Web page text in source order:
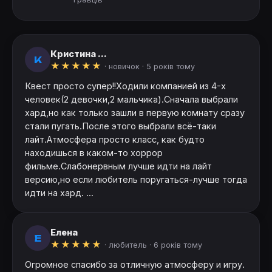
К
Кристина ...
★ ★ ★ ★ ★ · новичок · 5 років тому
Квест просто супер!!Ходили компанией из 4-х
человек(2 девочки,2 мальчика).Сначала выбрали
хард,но как только зашли в первую комнату сразу
стали пугать.После этого выбрали всё-таки
лайт.Атмосфера просто класс, как будто
находишься в каком-то хоррор
фильме.Слабонервным лучше идти на лайт
версию,но если любитель поругаться-лучше тогда
идти на хард. ...
Е
Елена
★ ★ ★ ★ ★ · любитель · 6 років тому
Огромное спасибо за отличную атмосферу и игру.